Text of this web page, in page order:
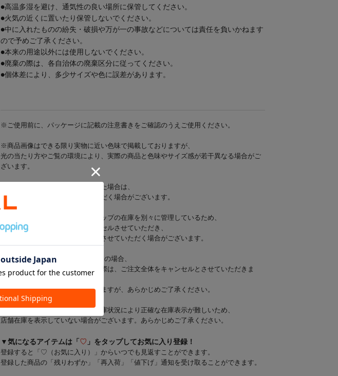
●高温多湿を避け、通気性の良い場所に保管してください。
●火気の近くに置いたり保管しないでください。
●中に入れたものの紛失・破損や万が一の事故などについては責任を負いかねます
ので予めご了承ください。
●本来の用途以外には使用しないでください。
●廃棄の際は、各自治体の廃棄区分に従ってください。
●個体差により、多少サイズや色に誤差があります。
※ご使用前に、パッケージに記載の注意書きをご確認のうえご使用ください。
※商品画像はできる限り実物に近い色味で掲載しておりますが、
光の当たり方やご覧の環境により、実際の商品と色味やサイズ感が若干異なる場合がご
ざいます。
※出荷前に商品不具合が確認された場合は、
該当商品をキャンセルさせていただく場合がございます。
※当店では店舗とオンラインショップの在庫を別々に管理しているため、
在庫状況により一部商品をキャンセルさせていただき、
在庫をご用意できた商品のみ発送させていただく場合がございます。
※お支払い方法がd払い・メルペイの場合、
一部商品のキャンセルが発生した際は、ご注文全体をキャンセルとさせていただきま
す。
お客様にはご迷惑をおかけいたしますが、あらかじめご了承ください。
※一部の商品では、商品仕様や在庫状況により正確な在庫表示が難しいため、
店舗在庫を表示していない場合がございます。あらかじめご了承ください。
▼気になるアイテムは「 ♡ 」をタップしてお気に入り登録！
登録すると「♡（お気に入り）」からいつでも見返すことができます。
登録した商品の「残りわずか」「再入荷」「値下げ」通知を受け取ることができます。